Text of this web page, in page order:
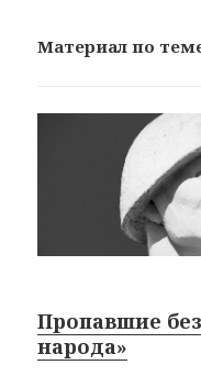
Материал по
Пропавшие
народа»